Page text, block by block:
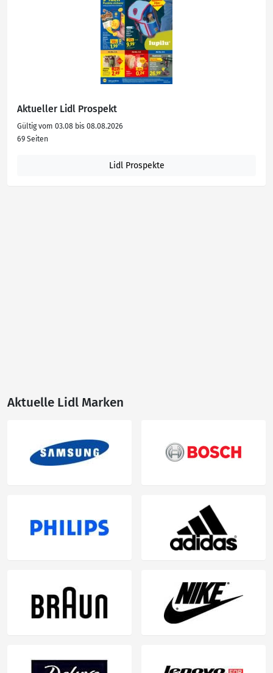
Aktueller Lidl Prospekt
Gültig vom 03.08 bis 08.08.2026
69 Seiten
Lidl Prospekte
Aktuelle Lidl Marken